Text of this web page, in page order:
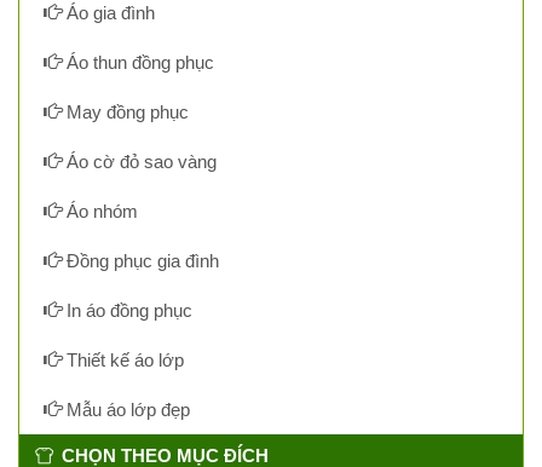
Áo gia đình
Áo thun đồng phục
May đồng phục
Áo cờ đỏ sao vàng
Áo nhóm
Đồng phục gia đình
In áo đồng phục
Thiết kế áo lớp
Mẫu áo lớp đẹp
CHỌN THEO MỤC ĐÍCH